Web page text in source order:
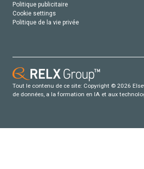
Politique publicitaire
Cookie settings
Politique de la vie privée
Tout le contenu de ce site: Copyright © 2026
de données, a la formation en IA et aux